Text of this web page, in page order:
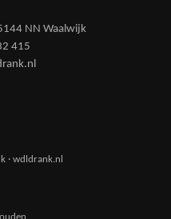
NN Waalwijk
415
· wdldrank.nl